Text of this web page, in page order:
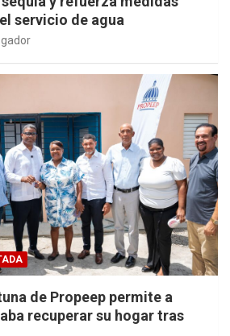
servicio de agua
de Propeep permite a
recuperar su hogar tras